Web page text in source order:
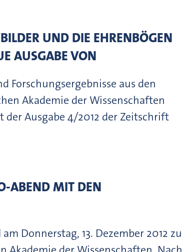
UND DIE EHRENBÖGEN
AUSGABE VON
Forschungsergebnisse aus den
Akademie der Wissenschaften
Ausgabe 4/2012 der Zeitschrift
ABEND MIT DEN
Donnerstag, 13. Dezember 2012 zu